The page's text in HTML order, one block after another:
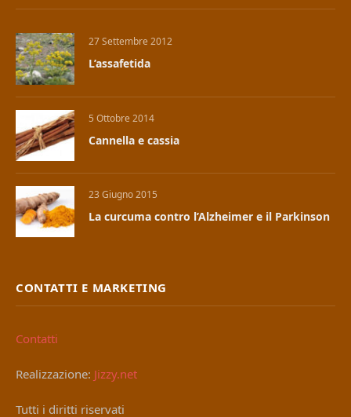
27 Settembre 2012
L’assafetida
5 Ottobre 2014
Cannella e cassia
23 Giugno 2015
La curcuma contro l’Alzheimer e il Parkinson
CONTATTI E MARKETING
Contatti
Realizzazione: Jizzy.net
Tutti i diritti riservati